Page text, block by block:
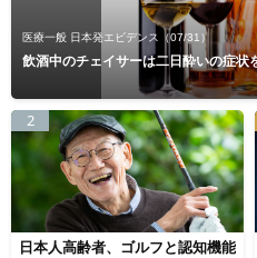
医療一般 日本発エビデンス （07/31）
飲酒中のチェイサーは二日酔いの症状
2
日本人高齢者、ゴルフと認知機能